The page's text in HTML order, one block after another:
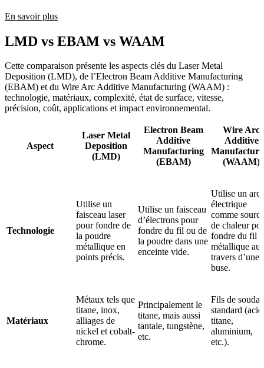
En savoir plus
LMD vs EBAM vs WAAM
Cette comparaison présente les aspects clés du Laser Metal
Deposition (LMD), de l’Electron Beam Additive Manufacturing
(EBAM) et du Wire Arc Additive Manufacturing (WAAM) :
technologie, matériaux, complexité, état de surface, vitesse,
précision, coût, applications et impact environnemental.
Aspect
Laser Metal
Deposition
(LMD)
Electron Beam
Additive
Manufacturing
(EBAM)
Wire Arc
Additive
(WAAM)
Technologie
Utilise un
faisceau laser
pour fondre de
la poudre
métallique en
points précis.
Utilise un faisceau
d’électrons pour
fondre du fil ou de
la poudre dans une
enceinte vide.
Utilise un arc
électrique
comme source
de chaleur
fondre du fil
métallique au
travers d’une
buse.
Matériaux
Métaux tels que
titane, inox,
alliages de
nickel et cobalt-
chrome.
Principalement le
titane, mais aussi
tantale, tungstène,
etc.
Fils de
standard
titane,
aluminium,
etc.).